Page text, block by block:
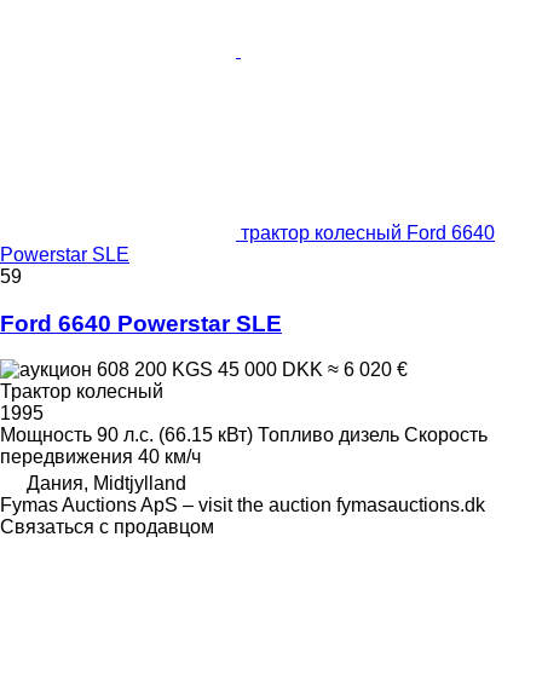
трактор колесный Ford 6640
Powerstar SLE
59
Ford 6640 Powerstar SLE
608 200 KGS 45 000 DKK ≈ 6 020 €
Трактор колесный
1995
Мощность 90 л.с. (66.15 кВт) Топливо дизель Скорость
передвижения 40 км/ч
Дания, Midtjylland
Fymas Auctions ApS – visit the auction fymasauctions.dk
Связаться с продавцом